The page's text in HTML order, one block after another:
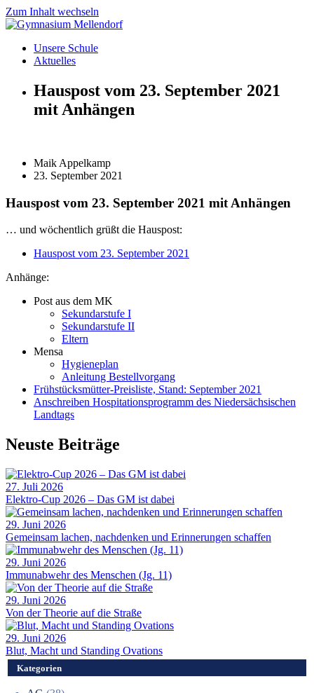
Zum Inhalt wechseln
Unsere Schule
Aktuelles
Hauspost vom 23. September 2021
mit Anhängen
Maik Appelkamp
23. September 2021
Hauspost vom 23. September 2021 mit Anhängen
… und wöchentlich grüßt die Hauspost:
Hauspost vom 23. September 2021
Anhänge:
Post aus dem MK
Sekundarstufe I
Sekundarstufe II
Eltern
Mensa
Hygieneplan
Anleitung Bestellvorgang
Frühstücksmütter-Preisliste, Stand: September 2021
Anschreiben Hospitationsprogramm des Niedersächsischen
Landtags
Neuste Beiträge
27. Juli 2026
Elektro-Cup 2026 – Das GM ist dabei
29. Juni 2026
Gemeinsam lachen, nachdenken und Erinnerungen schaffen
29. Juni 2026
Immunabwehr des Menschen (Jg. 11)
29. Juni 2026
Von der Theorie auf die Straße
29. Juni 2026
Blut, Macht und Standing Ovations
Kategorien